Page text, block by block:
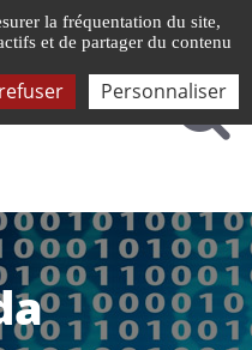
la fréquentation du site,
et de partager du contenu
Personnaliser